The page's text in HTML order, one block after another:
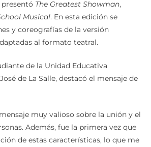
The Greatest Showman,
Musical. En esta edición se
y coreografías de la versión
al formato teatral.
de la Unidad Educativa
de La Salle, destacó el mensaje de
muy valioso sobre la unión y el
Además, fue la primera vez que
de estas características, lo que me